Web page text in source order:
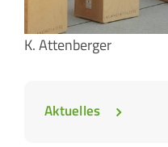
Aktuelles
K. Attenberger